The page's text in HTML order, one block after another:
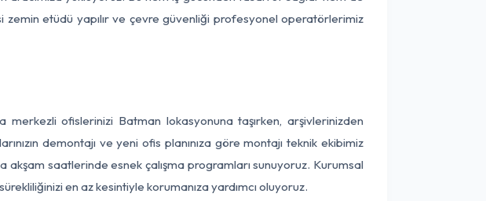
zemin etüdü yapılır ve çevre güvenliği profesyonel operatörlerimiz
merkezli ofislerinizi Batman lokasyonuna taşırken, arşivlerinizden
demontajı ve yeni ofis planınıza göre montajı teknik ekibimiz
saatlerinde esnek çalışma programları sunuyoruz. Kurumsal
en az kesintiyle korumanıza yardımcı oluyoruz.